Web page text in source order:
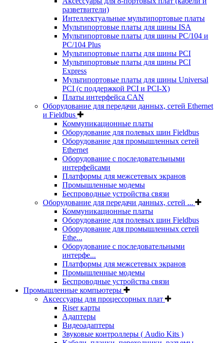
разветвители)
Интеллектуальные мультипортовые платы
Мультипортовые платы для шины ISA
Мультипортовые платы для шины PC/104 и
PC/104 Plus
Мультипортовые платы для шины PCI
Мультипортовые платы для шины PCI
Express
Мультипортовые платы для шины Universal
PCI (с поддержкой PCI и PCI-X)
Платы интерфейса CAN
Оборудование для передачи данных, сетей Ethernet
и Fieldbus
Коммуникационные платы
Оборудование для полевых шин Fieldbus
Оборудование для промышленных сетей
Ethernet
Оборудование с последовательными
интерфейсами
Платформы для межсетевых экранов
Промышленные модемы
Беспроводные устройства связи
Оборудование для передачи данных, сетей ...
Коммуникационные платы
Оборудование для полевых шин Fieldbus
Оборудование для промышленных сетей
Ethe...
Оборудование с последовательными
интерфе...
Платформы для межсетевых экранов
Промышленные модемы
Беспроводные устройства связи
Промышленные компьютеры
Аксессуары для процессорных плат
Riser карты
Адаптеры
Видеоадаптеры
Звуковые контроллеры ( Audio Kits )